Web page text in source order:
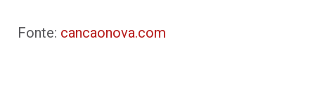
Fonte: cancaonova.com